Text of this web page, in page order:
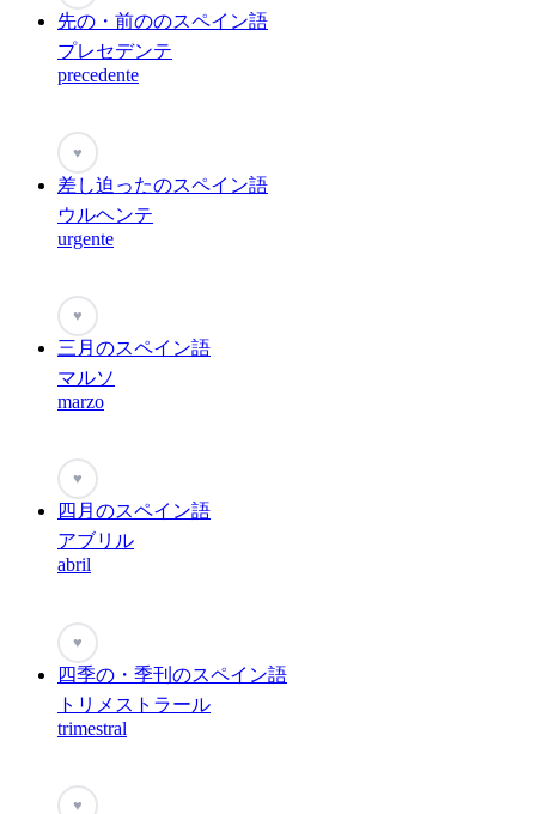
先の・前ののスペイン語
プレセデンテ
precedente
♥
差し迫ったのスペイン語
ウルヘンテ
urgente
♥
三月のスペイン語
マルソ
marzo
♥
四月のスペイン語
アブリル
abril
♥
四季の・季刊のスペイン語
トリメストラール
trimestral
♥